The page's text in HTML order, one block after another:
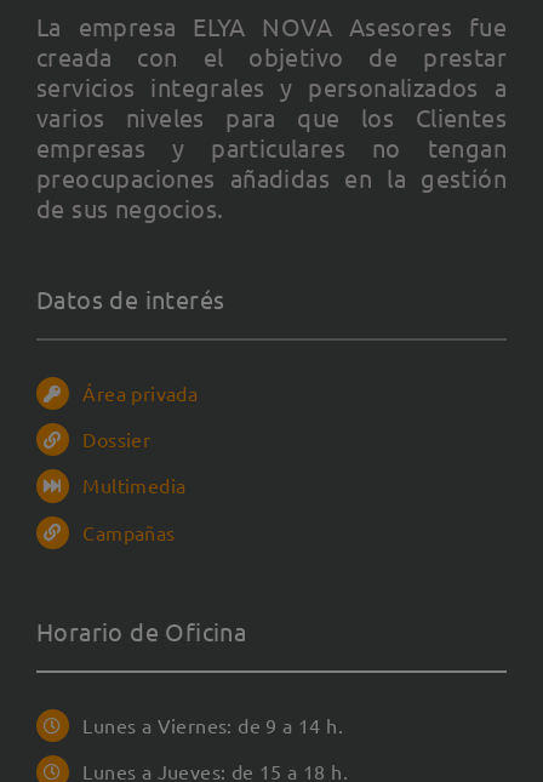
La empresa ELYA NOVA Asesores fue
creada con el objetivo de prestar
servicios integrales y personalizados a
varios niveles para que los Clientes
empresas y particulares no tengan
preocupaciones añadidas en la gestión
de sus negocios.
Datos de interés
Área privada
Dossier
Multimedia
Campañas
Horario de Oficina
Lunes a Viernes: de 9 a 14 h.
Lunes a Jueves: de 15 a 18 h.